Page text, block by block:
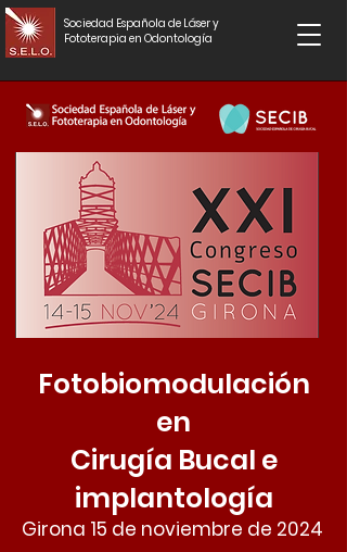
Sociedad Española de Láser y
Fototerapia en Odontología
Fotobiomodulación
en
Cirugía Bucal e
implantología
Girona 15 de noviembre de 2024